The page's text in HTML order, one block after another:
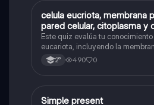
CBiología
celula eucriota, membrana
pared celular, citoplasma y citoesqueletos.
nombre se las partes de la
Este quiz evalúa tu
eucariota, incluyendo la
núcleo, pared celular, citoplasma
2° 490 0
Inglés
Simple present